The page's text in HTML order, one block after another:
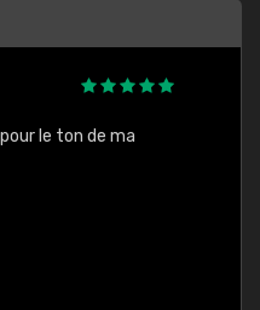
le ton de ma